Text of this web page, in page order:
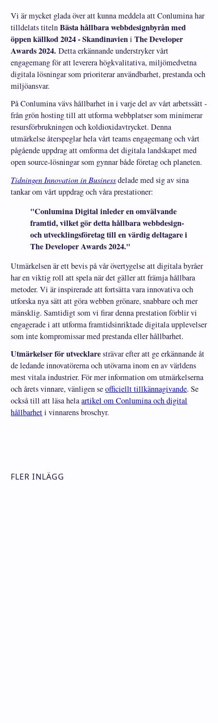
Vi är mycket glada över att kunna meddela att Conlumina har
tilldelats titelnBästa hållbara webbdesignbyrån med
öppen källkod 2024 - SkandinavieniThe Developer
Awards 2024. Detta erkännande understryker vårt
engagemang för att leverera högkvalitativa, miljömedvetna
digitala lösningar som prioriterar användbarhet, prestanda och
miljöansvar.
På Conlumina vävs hållbarhet in i varje del av vårt arbetssätt -
från grön hosting till att utforma webbplatser som minimerar
resursförbrukningen och koldioxidavtrycket. Denna
utmärkelse återspeglar hela vårt teams engagemang och vårt
pågående uppdrag att omforma det digitala landskapet med
open source-lösningar som gynnar både företag och planeten.
Tidningen Innovation in Businessdelade med sig av sina
tankar om vårt uppdrag och våra prestationer:
"Conlumina Digital inleder en omvälvande
framtid, vilket gör detta hållbara webbdesign-
och utvecklingsföretag till en värdig deltagare i
The Developer Awards 2024."
Utmärkelsen är ett bevis på vår övertygelse att digitala byråer
har en viktig roll att spela när det gäller att främja hållbara
metoder. Vi är inspirerade att fortsätta vara innovativa och
utforska nya sätt att göra webben grönare, snabbare och mer
mänsklig. Samtidigt som vi firar denna prestation förblir vi
engagerade i att utforma framtidsinriktade digitala upplevelser
som inte kompromissar med prestanda eller hållbarhet.
Utmärkelser för utvecklaresträvar efter att ge erkännande åt
de ledande innovatörerna och utövarna inom en av världens
mest vitala industrier. För mer information om utmärkelserna
och årets vinnare, vänligen seofficiellt tillkännagivande. Se
också till att läsa helaartikel om Conlumina och digital
hållbarheti vinnarens broschyr.
FLER INLÄGG